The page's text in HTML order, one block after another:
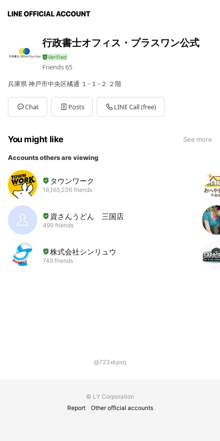
行政書士オフィス・プラスワン公式
Friends65
兵庫県 神戸市中央区橘通 １−１−２ ２階
Chat Posts LINE Call (free)
You might like See more
Accounts others are viewing
タウンワーク
16,165,236 friends
資さんうどん 三国店
499 friends
株式会社シンリュウ
749 friends
@723xkpxq
© LY Corporation
Report
Other official accounts